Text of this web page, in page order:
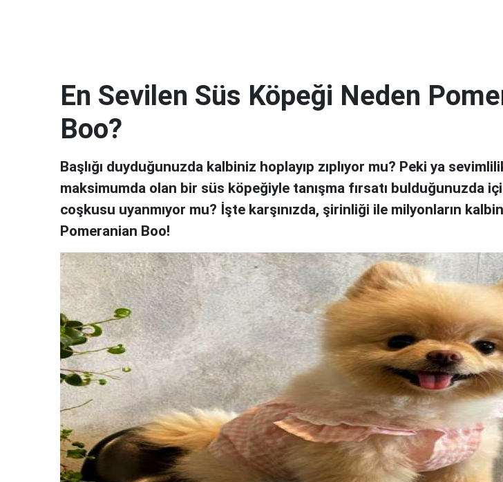
En Sevilen Süs Köpeği Neden
Boo?
Başlığı duyduğunuzda kalbiniz hoplayıp zıplıyor mu? Peki ya
maksimumda olan bir süs köpeğiyle tanışma fırsatı bulduğunuzda
coşkusu uyanmıyor mu? İşte karşınızda, şirinliği ile milyonların
Pomeranian Boo!